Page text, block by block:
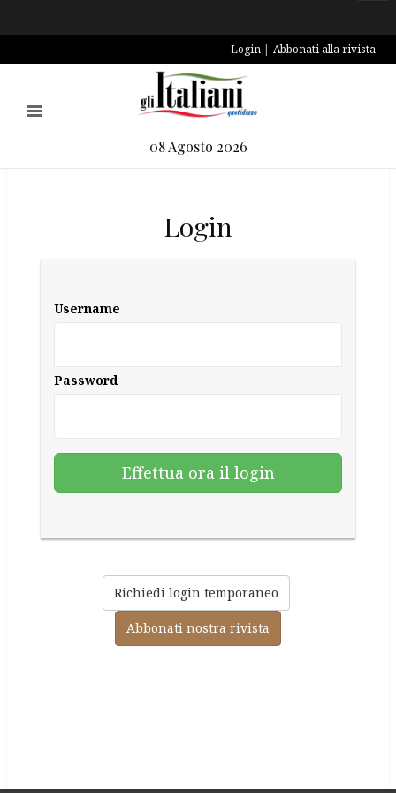
Login Abbonati alla rivista
08 Agosto 2026
Login
Username
Password
Richiedi login temporaneo
Abbonati nostra rivista